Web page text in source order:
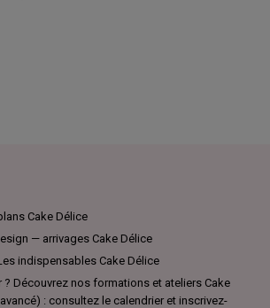
Cake Délice
— arrivages Cake Délice
indispensables Cake Délice
? Découvrez nos formations et ateliers Cake
: consultez le calendrier et inscrivez-